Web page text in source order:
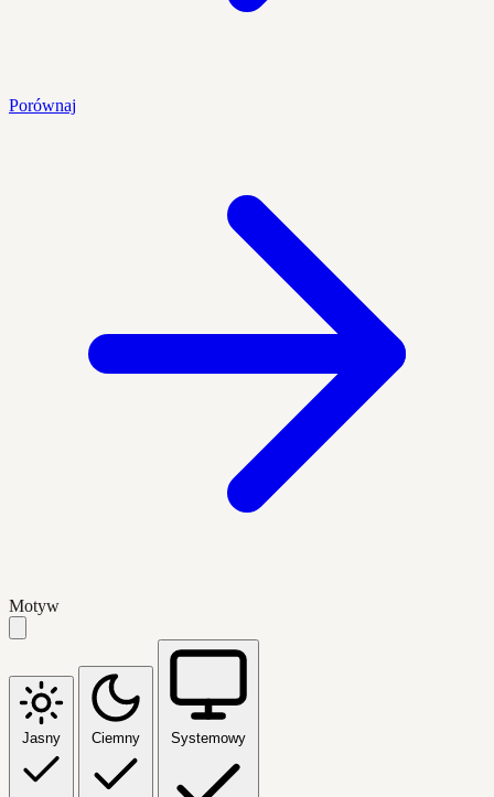
Porównaj
Motyw
Jasny Ciemny Systemowy